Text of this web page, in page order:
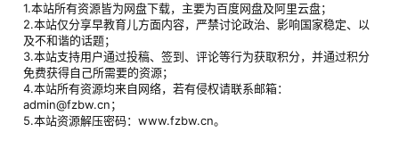
1.本站所有资源皆为网盘下载，主要为百度网盘及阿里云盘；
2.本站仅分享早教育儿方面内容，严禁讨论政治、影响国家稳定、以
及不和谐的话题；
3.本站支持用户通过投稿、签到、评论等行为获取积分，并通过积分
免费获得自己所需要的资源；
4.本站所有资源均来自网络，若有侵权请联系邮箱：
admin@fzbw.cn；
5.本站资源解压密码：www.fzbw.cn。